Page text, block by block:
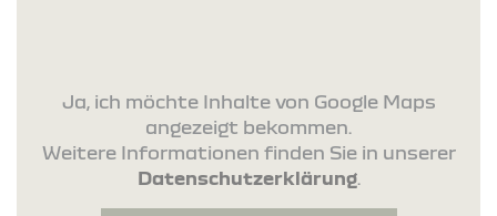
Ja, ich möchte Inhalte von Google Maps
angezeigt bekommen.
Weitere Informationen finden Sie in unserer
Datenschutzerklärung.